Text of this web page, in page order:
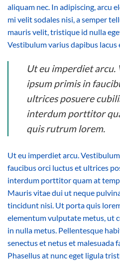
aliquam nec. In adipiscing, arcu
mi velit sodales nisi, a semper
mauris velit, tristique id nulla
Vestibulum varius dapibus lacus
Ut eu imperdiet arcu.
ipsum primis in
ultrices posuere
interdum porttitor
quis rutrum lorem.
Ut eu imperdiet arcu.
faucibus orci luctus et ultrices
interdum porttitor quam at
Mauris vitae dui ut neque
tincidunt nisi. Ut porta quis
elementum vulputate metus, ut
in nulla metus. Pellentesque
senectus et netus et malesuada
Phasellus at nunc eget ligula